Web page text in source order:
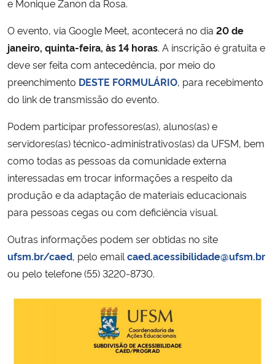
Ministério da Mulher, da Família e dos Direitos Humanos
Secretaria-Geral
Secretaria de Governo
Gabinete de Segurança Institucional
Advocacia-Geral da União
Banco Central do Brasil
Planalto
e Monique Zanon da Rosa.
O evento, via Google Meet, acontecerá no dia 20 de
janeiro, quinta-feira, às 14 horas. A inscrição é gratuita e
deve ser feita com antecedência, por meio do
preenchimento DESTE FORMULÁRIO, para recebimento
do link de transmissão do evento.
Podem participar professores(as), alunos(as) e
servidores(as) técnico-administrativos(as) da UFSM, bem
como todas as pessoas da comunidade externa
interessadas em trocar informações a respeito da
produção e da adaptação de materiais educacionais
para pessoas cegas ou com deficiência visual.
Outras informações podem ser obtidas no site
ufsm.br/caed, pelo email caed.acessibilidade@ufsm.br
ou pelo telefone (55) 3220-8730.